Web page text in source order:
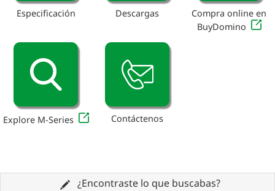
Especificación Descargas
Compra online en
BuyDomino
Explore M-Series Contáctenos
¿Encontraste lo que buscabas?